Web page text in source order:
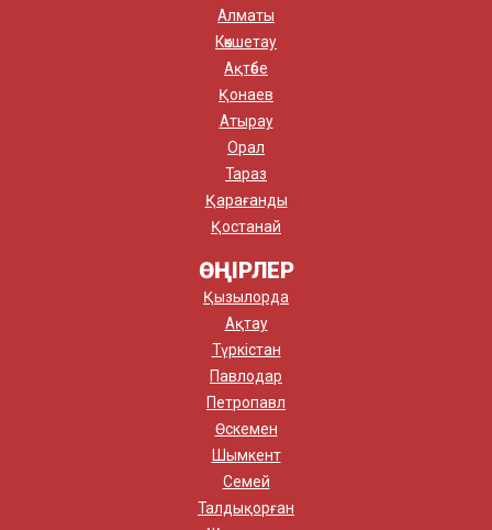
Алматы
Көкшетау
Ақтөбе
Қонаев
Атырау
Орал
Тараз
Қарағанды
Қостанай
ӨҢІРЛЕР
Қызылорда
Ақтау
Түркістан
Павлодар
Петропавл
Өскемен
Шымкент
Семей
Талдықорған